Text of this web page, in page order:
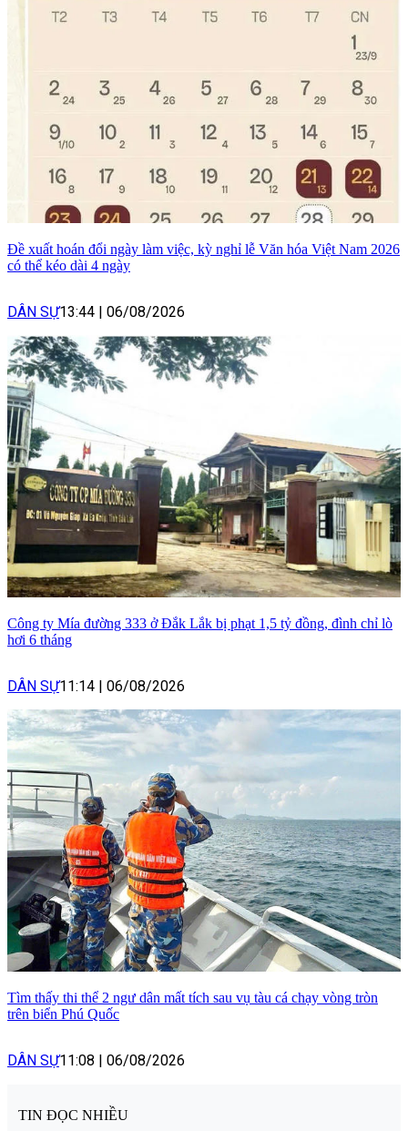
Đề xuất hoán đổi ngày làm việc, kỳ nghỉ lễ Văn hóa Việt Nam 2026
có thể kéo dài 4 ngày
DÂN SỰ13:44 | 06/08/2026
Công ty Mía đường 333 ở Đắk Lắk bị phạt 1,5 tỷ đồng, đình chỉ lò
hơi 6 tháng
DÂN SỰ11:14 | 06/08/2026
Tìm thấy thi thể 2 ngư dân mất tích sau vụ tàu cá chạy vòng tròn
trên biển Phú Quốc
DÂN SỰ11:08 | 06/08/2026
TIN ĐỌC NHIỀU